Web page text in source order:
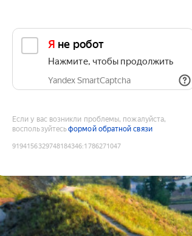
Я не робот
Нажмите, чтобы продолжить
Yandex SmartCaptcha
Если у вас возникли проблемы, пожалуйста,
воспользуйтесьформой обратной связи
9194156329748184346:1786271047